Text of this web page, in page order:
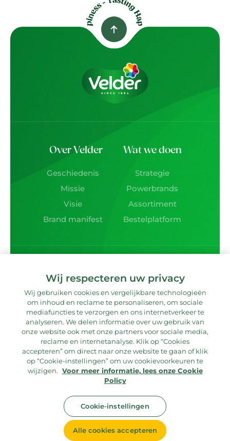
Over Velder
Geschiedenis
Missie
Visie
Brand manifest
Wat we doen
Strategie
Powerbrands
Assortiment
Bestelplatform
Lekker sociaal!
Direct contact?
Vragen? Mail ons!
© 2026 Velder All rights reserved.
Algemene voorwaarden
Verkoopvoorwaarden
Privacy statement
Cookie instellingen
Wij respecteren uw privacy
Wij gebruiken cookies en vergelijkbare technologieën
om inhoud en reclame te personaliseren, om sociale
mediafuncties te verzorgen en ons internetverkeer te
analyseren. We delen informatie over uw gebruik van
onze website ook met onze partners voor sociale media,
reclame en internetanalyse. Klik op “Cookies
accepteren” om direct naar onze website te gaan of klik
op “Cookie-instellingen” om uw cookievoorkeuren te
wijzigen. Voor meer informatie, lees onze Cookie
Policy
Cookie-instellingen
Alle cookies accepteren